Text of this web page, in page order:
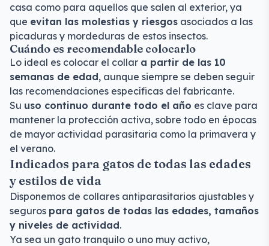
casa como para aquellos que salen al exterior, ya
que evitan las molestias y riesgos asociados a las
picaduras y mordeduras de estos insectos.
Cuándo es recomendable colocarlo
Lo ideal es colocar el collar a partir de las 10
semanas de edad, aunque siempre se deben seguir
las recomendaciones específicas del fabricante.
Su uso continuo durante todo el año es clave para
mantener la protección activa, sobre todo en épocas
de mayor actividad parasitaria como la primavera y
el verano.
Indicados para gatos de todas las edades
y estilos de vida
Disponemos de collares antiparasitarios ajustables y
seguros para gatos de todas las edades, tamaños
y niveles de actividad.
Ya sea un gato tranquilo o uno muy activo,